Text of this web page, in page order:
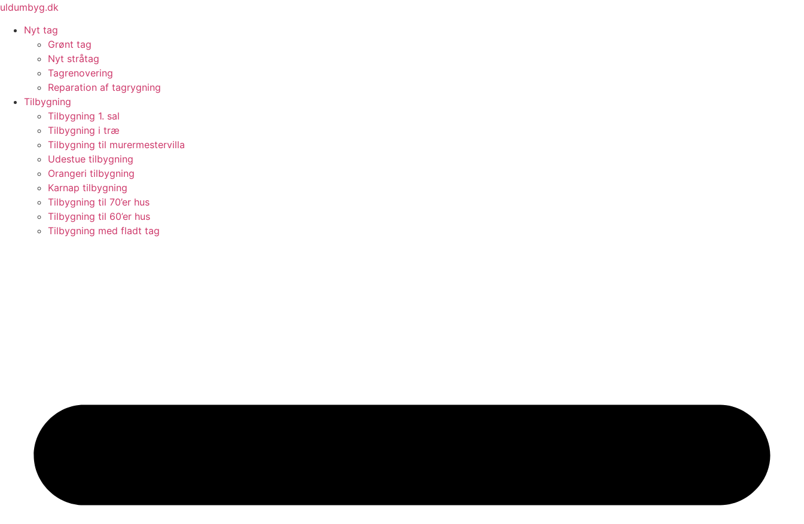
Videre
indhold
uldumbyg.dk
Nyt tag
Grønt tag
Nyt stråtag
Tagrenovering
Reparation af tagrygning
Tilbygning
Tilbygning 1. sal
Tilbygning i træ
Tilbygning til murermestervilla
Udestue tilbygning
Orangeri tilbygning
Karnap tilbygning
Tilbygning til 70’er hus
Tilbygning til 60’er hus
Tilbygning med fladt tag